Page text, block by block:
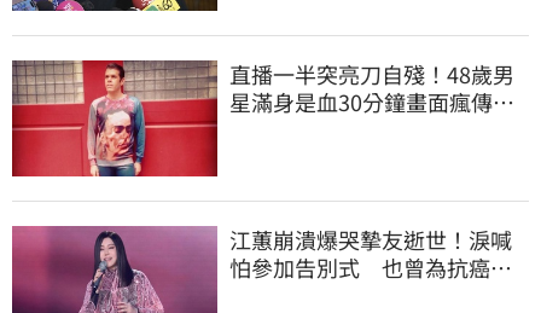
直播一半突亮刀自殘！48歲男
星滿身是血30分鐘畫面瘋傳
江蕙崩潰爆哭摯友逝世！淚喊
怕參加告別式 也曾為抗癌辛